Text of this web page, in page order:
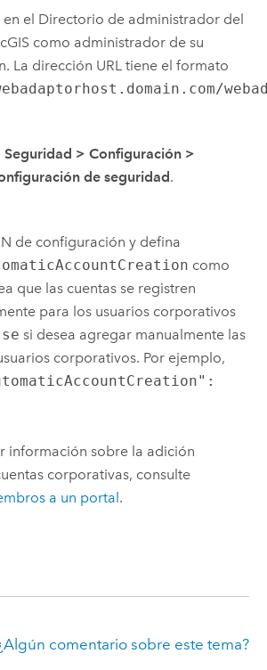
en el Directorio de administrador del
como administrador de su
La dirección URL tiene el formato
Seguridad > Configuración >
de seguridad.
de configuración y defina
como
que las cuentas se registren
para los usuarios corporativos
si desea agregar manualmente las
corporativos. Por ejemplo,
información sobre la adición
corporativas, consulte
a un portal.
comentario sobre este tema?